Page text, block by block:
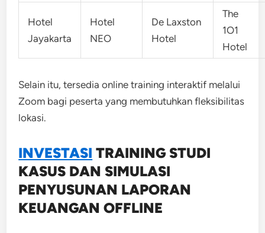
Hotel
Jayakarta
Hotel
NEO
De Laxston
Hotel
The
1O1
Hotel
Selain itu, tersedia online training interaktif melalui
Zoom bagi peserta yang membutuhkan fleksibilitas
lokasi.
INVESTASI TRAININGSTUDI
KASUS DAN SIMULASI
PENYUSUNAN LAPORAN
KEUANGAN OFFLINE